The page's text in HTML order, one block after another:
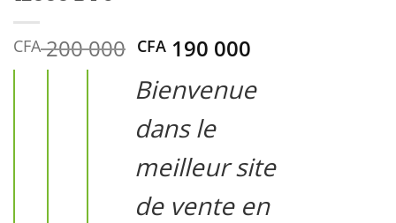
CFA200 000 Le
initial
CFA 200
000.
CFA 190 000
actuel
000.
Bienvenue
dans le
meilleur site
de vente en